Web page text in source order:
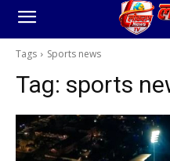
Tags Sports news
Tag: sports